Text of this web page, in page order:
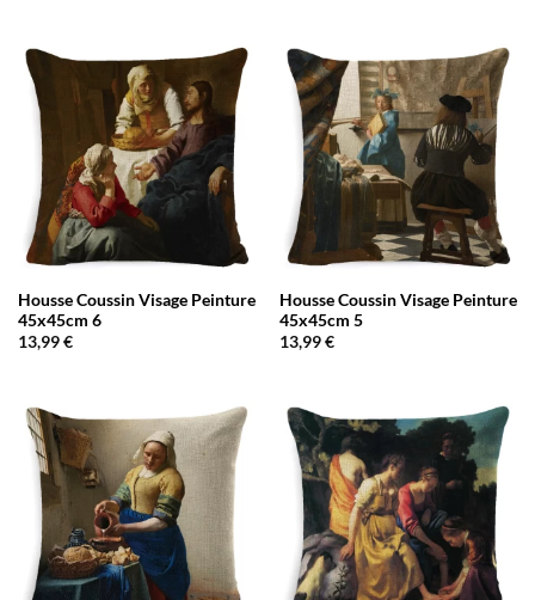
Housse Coussin Visage Peinture
45x45cm 6
13,99€
Housse Coussin Visage Peinture
45x45cm 5
13,99€